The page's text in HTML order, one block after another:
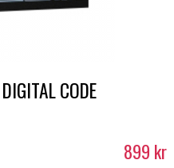
CODE
899 kr